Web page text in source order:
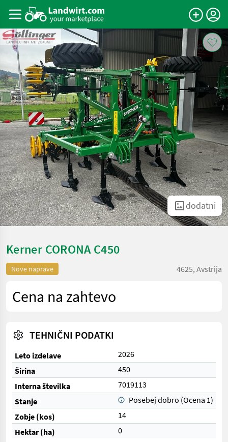
dodatni
Kerner CORONA C450
Nove naprave 4625, Avstrija
Cena na zahtevo
TEHNIČNI PODATKI
Leto izdelave
2026
Širina
450
Interna številka
7019113
Stanje
Posebej dobro (Ocena 1)
Zobje (kos)
14
Hektar (ha)
0